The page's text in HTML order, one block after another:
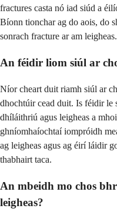
fractures casta nó iad siúd a
Bíonn tionchar ag do aois, do
sonrach fracture ar am leigheas.
An féidir liom siúl ar
Níor cheart duit riamh siúl ar
dhochtúir cead duit. Is féidir le
dhíláithriú agus leigheas a
ghníomhaíochtaí iompróidh
ag leigheas agus ag éirí láidir
thabhairt taca.
An mbeidh mo chos
leigheas?